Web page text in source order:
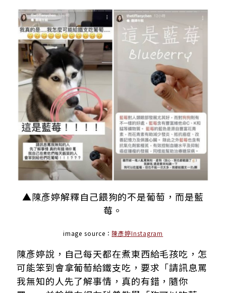
▲陳彥婷解釋自己餵狗的不是葡萄，而是藍
莓。
image source： 陳彥婷Instagram
陳彥婷說，自己每天都在煮東西給毛孩吃，怎
可能笨到會拿葡萄給鐵支吃，要求「請訊息罵
我無知的人先了解事情，真的有錯，隨你